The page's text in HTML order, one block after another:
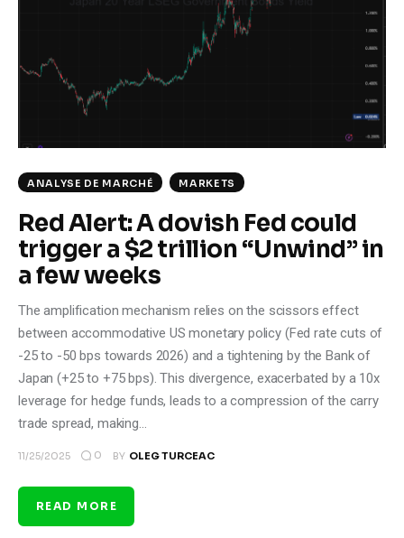
ANALYSE DE MARCHÉ MARKETS
Red Alert: A dovish Fed could
trigger a $2 trillion “Unwind” in
a few weeks
The amplification mechanism relies on the scissors effect
between accommodative US monetary policy (Fed rate cuts of
-25 to -50 bps towards 2026) and a tightening by the Bank of
Japan (+25 to +75 bps). This divergence, exacerbated by a 10x
leverage for hedge funds, leads to a compression of the carry
trade spread, making…
11/25/2025 0 BY OLEG TURCEAC
READ MORE